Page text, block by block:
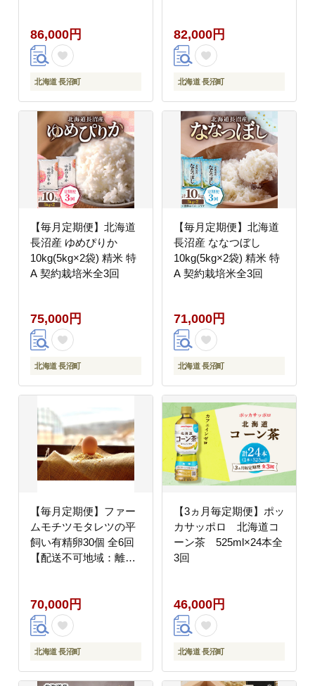
86,000円
北海道 長沼町
82,000円
北海道 長沼町
【毎月定期便】北海道
長沼産 ゆめぴりか
10kg(5kg×2袋) 精米 特
A 契約栽培米全3回
75,000円
北海道 長沼町
【毎月定期便】北海道
長沼産 ななつぼし
10kg(5kg×2袋) 精米 特
A 契約栽培米全3回
71,000円
北海道 長沼町
【毎月定期便】ファー
ムモチツモタレツの平
飼い有精卵30個 全6回
【配送不可地域：離
70,000円
北海道 長沼町
【3ヵ月毎定期便】ポッ
カサッポロ 北海道コ
ーン茶 525ml×24本全
3回
46,000円
北海道 長沼町